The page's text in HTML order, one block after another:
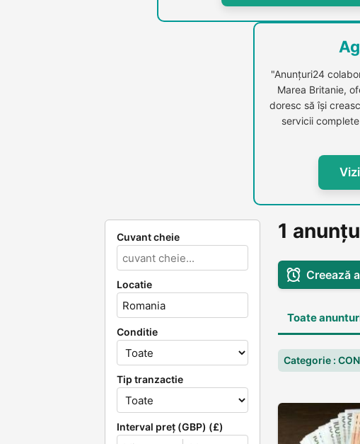
"Anunțuri24
Marea Britanie,
doresc să își
servicii
Cuvant cheie
Locatie
Conditie
Tip tranzactie
Interval preț (GBP) (£)
1
Creează
Toate
Categorie :